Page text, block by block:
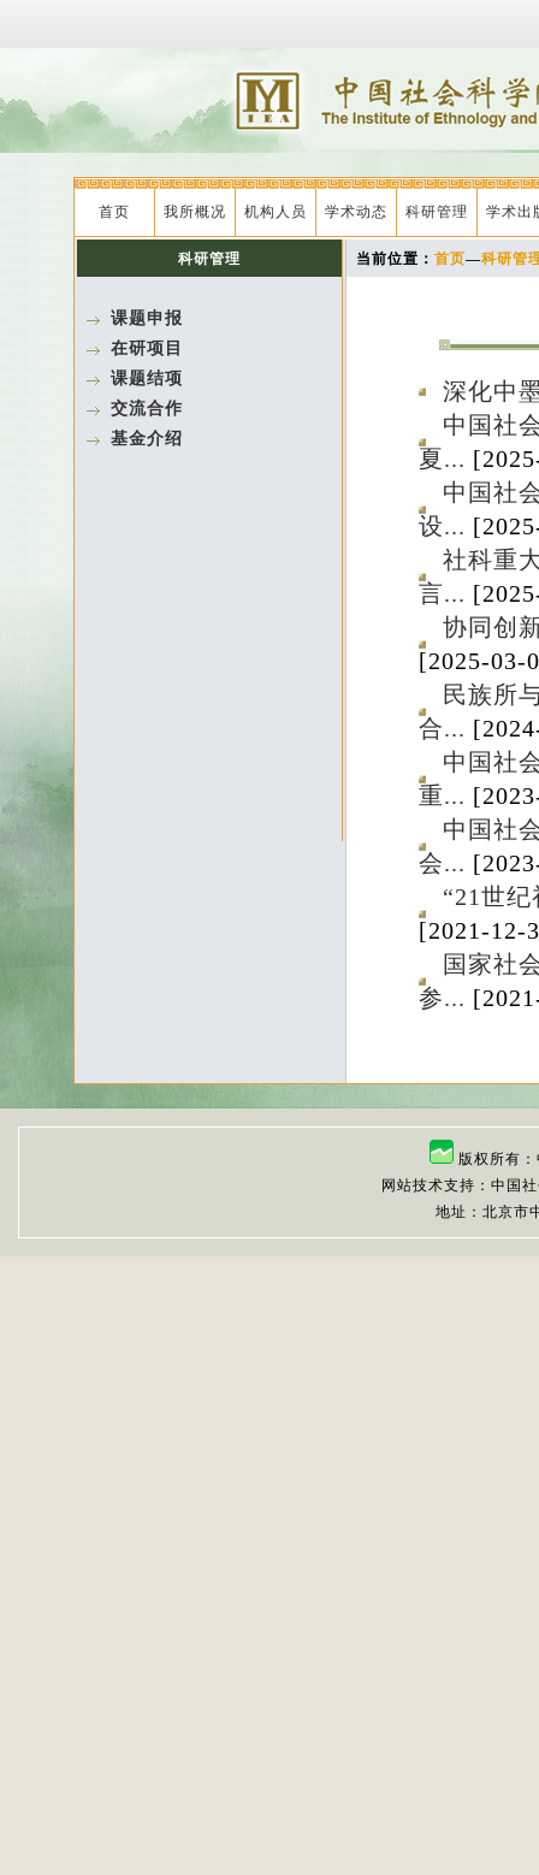
首页 我所概况 机构人员 学术动态 科研管理 学术出
科研管理
课题申报
在研项目
课题结项
交流合作
基金介绍
当前位置： 首页—科研管
深化中
中国社
夏...
中国社
设...
社科重
言...
协同创
[2025-03-
民族所
合...
中国社
重...
中国社
会...
“21世
[2021-12-
国家社
参...
版权所有
网站技术支持：中国
地址：北京市